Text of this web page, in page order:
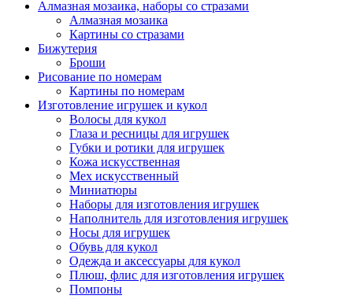
Алмазная мозаика, наборы со стразами
Алмазная мозаика
Картины co стразами
Бижутерия
Броши
Рисование по номерам
Картины по номерам
Изготовление игрушек и кукол
Волосы для кукол
Глаза и ресницы для игрушек
Губки и ротики для игрушек
Кожа искусственная
Мех искусственный
Миниатюры
Наборы для изготовления игрушек
Наполнитель для изготовления игрушек
Носы для игрушек
Обувь для кукол
Одежда и аксессуары для кукол
Плюш, флис для изготовления игрушек
Помпоны